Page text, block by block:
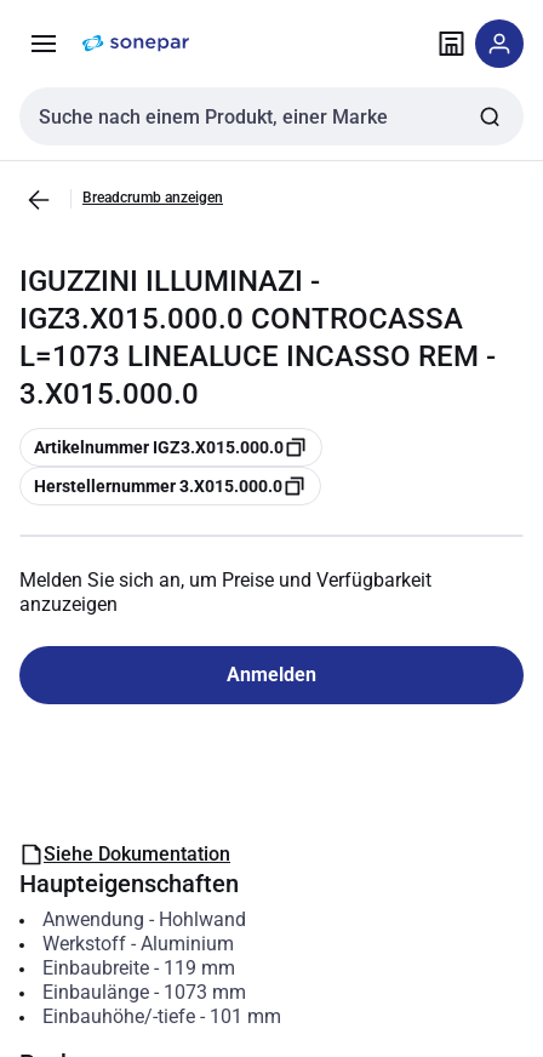
NavigationInhalt
Sucheingabe
Breadcrumb anzeigen
IGUZZINI ILLUMINAZI -
IGZ3.X015.000.0 CONTROCASSA
L=1073 LINEALUCE INCASSO REM -
3.X015.000.0
Kopieren
Artikelnummer IGZ3.X015.000.0
Kopieren
Herstellernummer 3.X015.000.0
Melden Sie sich an, um Preise und Verfügbarkeit
anzuzeigen
Anmelden
Siehe Dokumentation
Haupteigenschaften
Anwendung - Hohlwand
Werkstoff- Aluminium
Einbaubreite- 119 mm
Einbaulänge- 1073 mm
Einbauhöhe/-tiefe- 101 mm